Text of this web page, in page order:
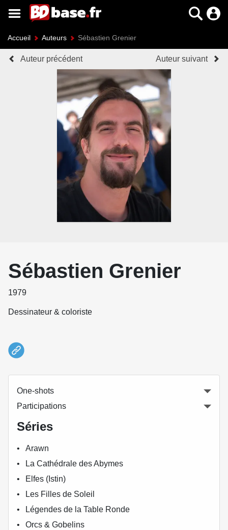
Accueil Auteurs Sébastien Grenier
Auteur précédent Auteur suivant
Sébastien Grenier
1979
Dessinateur & coloriste
One-shots
Participations
Séries
Arawn
La Cathédrale des Abymes
Elfes (Istin)
Les Filles de Soleil
Légendes de la Table Ronde
Orcs & Gobelins